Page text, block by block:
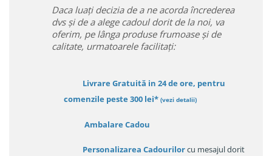
Daca luați decizia de a ne acorda încrederea
dvs și de a alege cadoul dorit de la noi, va
oferim, pe lânga produse frumoase și de
calitate, urmatoarele facilitați:
Livrare Gratuită in 24 de ore, pentru
comenzile peste 300 lei* (vezi detalii)
Ambalare Cadou
Personalizarea Cadourilorcu mesajul dorit